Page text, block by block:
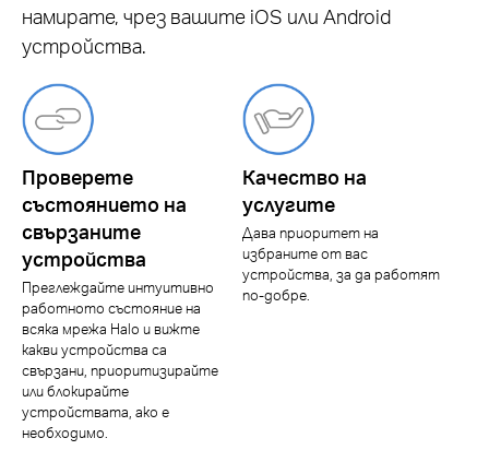
намирате, чрез вашите iOS или Android
устройства.
Проверете
състоянието на
свързаните
устройства
Преглеждайте интуитивно
работното състояние на
всяка мрежа Halo и вижте
какви устройства са
свързани, приоритизирайте
или блокирайте
устройствата, ако е
необходимо.
Качество на
услугите
Дава приоритет на
избраните от вас
устройства, за да работят
по-добре.